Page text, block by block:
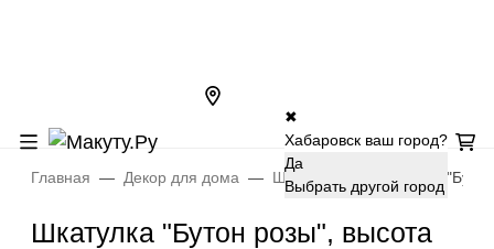
✖
Хабаровск ваш город?
Да
Выбрать другой город
Главная Декор для дома Шкатулки Шкатулка
Шкатулка "Бутон розы", высота